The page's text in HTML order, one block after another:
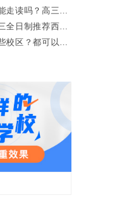
走读吗？高三一
全日制推荐西安
校区？都可以走